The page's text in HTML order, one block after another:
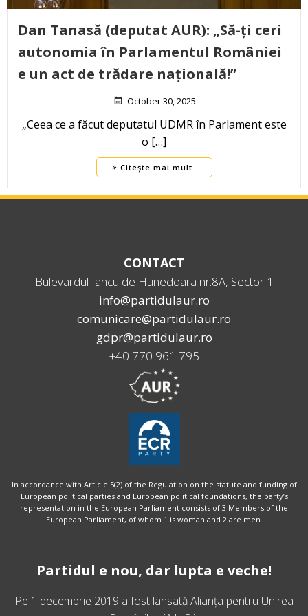
Dan Tanasă (deputat AUR): „Să-ți ceri
autonomia în Parlamentul României
e un act de trădare națională!”
October 30, 2025
„Ceea ce a făcut deputatul UDMR în Parlament este
o […]
Citește mai mult..
CONTACT
Bulevardul Iancu de Hunedoara nr.8A, Sector 1
info@partidulaur.ro
comunicare@partidulaur.ro
gdpr@partidulaur.ro
+40 770 961 795
In accordance with Article 5(2) of the Regulation on the statute and funding of
European political parties and European political foundations, the party’s
representation in the European Parliament consists of 3 Members of the
European Parliament, of whom 1 is woman and 2 are men.
Partidul e nou, dar lupta e veche!
Pe 1 decembrie 2019 a fost lansatăAlianța pentru Unirea